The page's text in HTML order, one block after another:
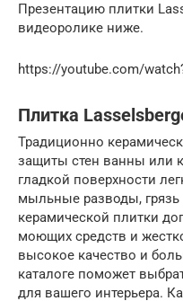
Презентацию плитки
видеоролике ниже.
https://youtube.com/
Плитка
Традиционно
защиты стен ванны или
гладкой поверхности
мыльные разводы, грязь
керамической плитки
моющих средств и
высокое качество и
каталоге поможет
для вашего интерьера.